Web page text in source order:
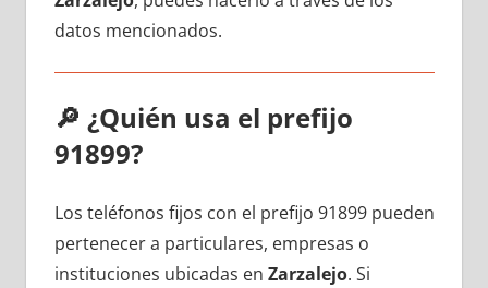
datos mencionados.
🔎 ¿Quién usa el prefijo
91899?
Los teléfonos fijos сοn el prefijo 91899 pueden
pertenecer а particulares, empresas ο
instituciones ubicadas en Zarzalejo. Si